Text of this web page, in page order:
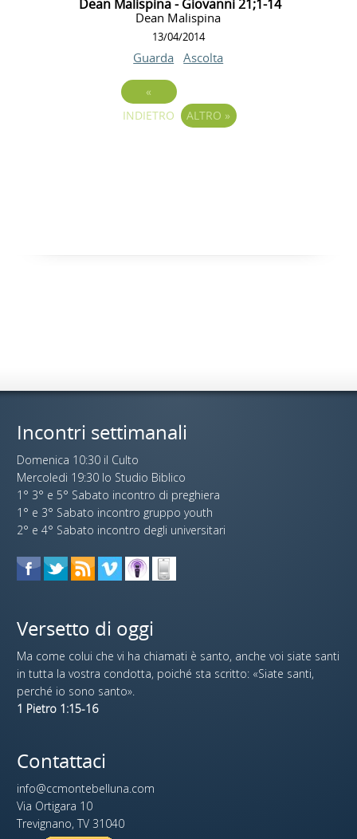
Dean Malispina - Giovanni 21;1-14
Dean Malispina
13/04/2014
Guarda Ascolta
«
INDIETRO
ALTRO »
Incontri settimanali
Domenica 10:30 il Culto
Mercoledi 19:30 lo Studio Biblico
1° 3° e 5° Sabato incontro di preghiera
1° e 3° Sabato incontro gruppo youth
2° e 4° Sabato incontro degli universitari
Versetto di oggi
Ma come colui che vi ha chiamati è santo, anche voi siate santi
in tutta la vostra condotta, poiché sta scritto: «Siate santi,
perché io sono santo».
1 Pietro 1:15-16
Contattaci
info@ccmontebelluna.com
Via Ortigara 10
Trevignano, TV 31040